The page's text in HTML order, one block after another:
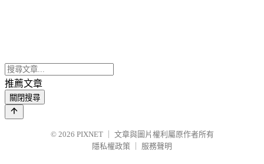
推薦文章
關閉搜尋
© 2026 PIXNET
文章與圖片權利屬原作者所有
隱私權政策
服務聲明